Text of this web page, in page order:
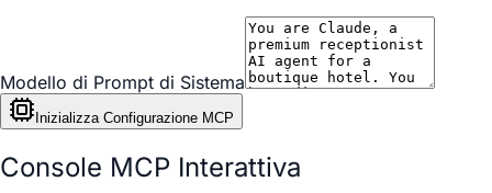
Modello di Prompt di Sistema
Inizializza Configurazione MCP
Console MCP Interattiva